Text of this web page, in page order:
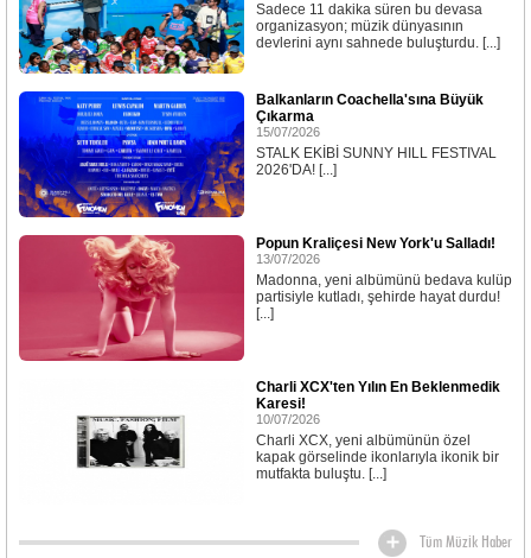
Sadece 11 dakika süren bu devasa
organizasyon; müzik dünyasının
devlerini aynı sahnede buluşturdu. [...]
Balkanların Coachella'sına Büyük
Çıkarma
15/07/2026
STALK EKİBİ SUNNY HILL FESTIVAL
2026'DA! [...]
Popun Kraliçesi New York'u Salladı!
13/07/2026
Madonna, yeni albümünü bedava kulüp
partisiyle kutladı, şehirde hayat durdu!
[...]
Charli XCX'ten Yılın En Beklenmedik
Karesi!
10/07/2026
Charli XCX, yeni albümünün özel
kapak görselinde ikonlarıyla ikonik bir
mutfakta buluştu. [...]
Tüm Müzik Haber